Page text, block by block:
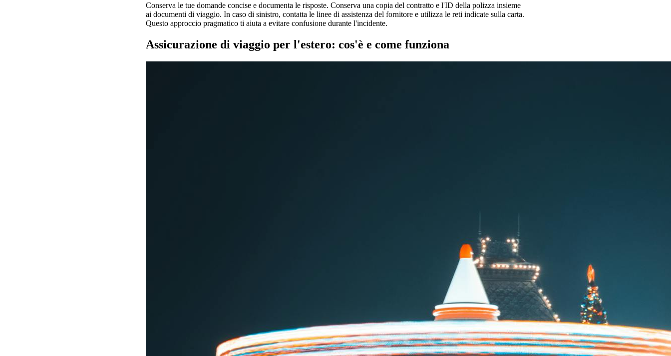
Conserva le tue domande concise e documenta le risposte. Conserva una copia del contratto e l'ID della polizza insieme
ai documenti di viaggio. In caso di sinistro, contatta le linee di assistenza del fornitore e utilizza le reti indicate sulla carta.
Questo approccio pragmatico ti aiuta a evitare confusione durante l'incidente.
Assicurazione di viaggio per l'estero: cos'è e come funziona